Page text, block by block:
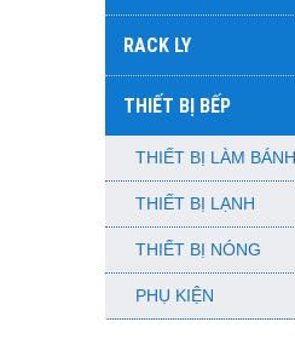
RACK LY
THIẾT BỊ BẾP
THIẾT BỊ LÀM BÁNH
THIẾT BỊ LẠNH
THIẾT BỊ NÓNG
PHỤ KIỆN